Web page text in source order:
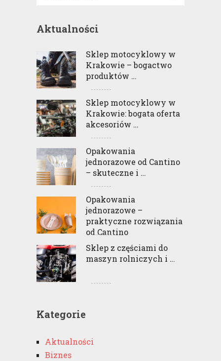
Aktualności
Sklep motocyklowy w
Krakowie – bogactwo
produktów …
Sklep motocyklowy w
Krakowie: bogata oferta
akcesoriów …
Opakowania
jednorazowe od Cantino
– skuteczne i …
Opakowania
jednorazowe –
praktyczne rozwiązania
od Cantino
Sklep z częściami do
maszyn rolniczych i …
Kategorie
Aktualności
Biznes